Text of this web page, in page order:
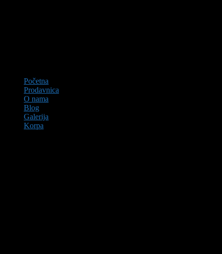
Početna
Prodavnica
O nama
Blog
Galerija
Korpa